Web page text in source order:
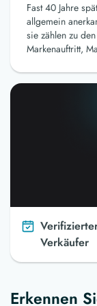
Verkäufer
Erkennen
Fast 40 Jahre
allgemein
sie zählen zu
Markenauftritt,